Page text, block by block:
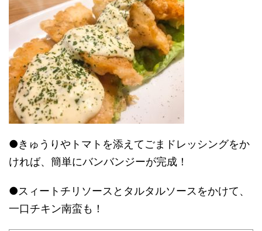
●きゅうりやトマトを添えてごまドレッシングをか
ければ、簡単にバンバンジーが完成！
●スィートチリソースとタルタルソースをかけて、
一口チキン南蛮も！